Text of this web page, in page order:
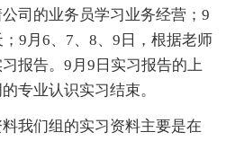
司的业务员学习业务经营；9
9月6、7、8、9日，根据老师
报告。9月9日实习报告的上
专业认识实习结束。
料我们组的实习资料主要是在